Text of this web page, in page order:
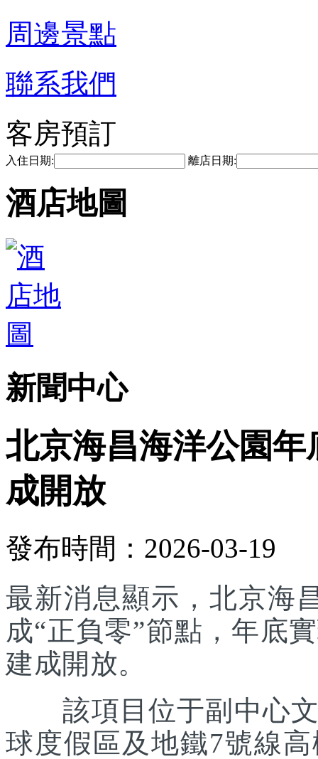
周邊景點
聯系我們
客房預訂
入住日期: 離店日期:
酒店地圖
新聞中心
北京海昌海洋公園年
成開放
發布時間：2026-03-19
最新消息顯示，北京海
成“正負零”節點，年底
建成開放。
該項目位于副中心文
球度假區及地鐵7號線